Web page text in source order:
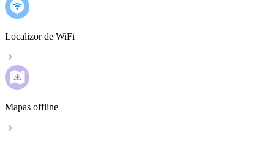
Localizor de WiFi
Mapas offline